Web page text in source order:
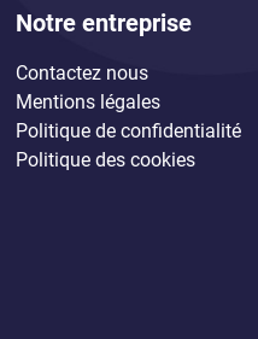
Notre entreprise
Contactez nous
Mentions légales
Politique de confidentialité
Politique des cookies